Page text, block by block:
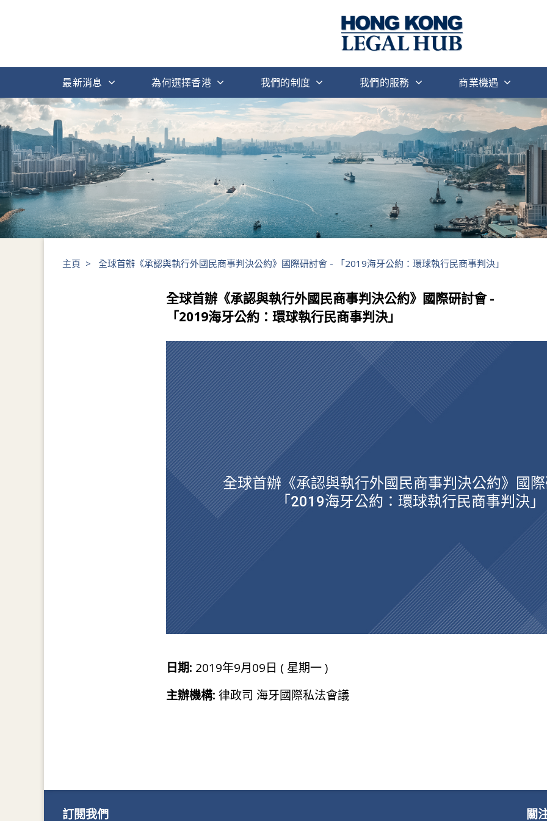
最新消息 為何選擇香港 我們的制度 我們的服務 商業機遇
主頁 > 全球首辦《承認與執行外國民商事判決公約》國際研討會 - 「2019海牙公約：環球執行民商事判決」
全球首辦《承認與執行外國民商事判決公約》國際研討會 -
「2019海牙公約：環球執行民商事判決」
全球首辦《承認與執行外國民商事判決公約》國
「2019海牙公約：環球執行民商事判決」
日期: 2019年9月09日 ( 星期一 )
主辦機構: 律政司 海牙國際私法會議
訂閱我們 關